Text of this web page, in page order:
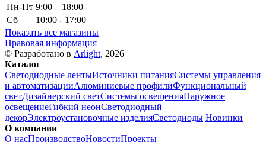
Пн-Пт 9:00 – 18:00
Сб
10:00 - 17:00
Показать все магазины
Правовая информация
© Разработано в Arlight, 2026
Каталог
Светодиодные лентыИсточники питанияСистемы управления
и автоматизацииАлюминиевые профилиФункциональный
светДизайнерский светСистемы освещенияНаружное
освещениеГибкий неонСветодиодный
декорЭлектроустановочные изделияСветодиоды Новинки
О компании
О насПроизводствоНовостиПроекты